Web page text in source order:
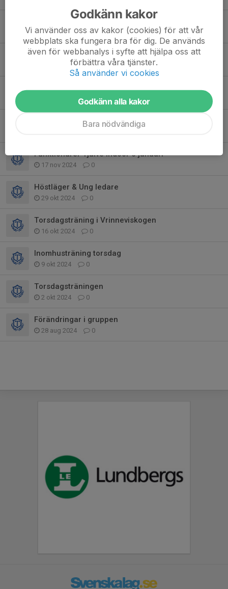
Information om Idrottsrabatten
3 apr 2025 0
FAIK Resultattävling
18 mar 2025 0
0
Resultattävlingar i december
Funktionärer Tjalve Indoor 6 januari
17 nov 2024 0
Höstläger & Ung ledare
29 okt 2024 0
Torsdagsträning i Vrinneviskogen
16 okt 2024 0
Inomhusträning torsdag
9 okt 2024 0
Torsdagsträningen
2 okt 2024 0
Förändringar i gruppen
28 aug 2024 0
Godkänn kakor
Vi använder oss av kakor (cookies) för att vår
webbplats ska fungera bra för dig. De används
även för webbanalys i syfte att hjälpa oss att
förbättra våra tjänster.
Så använder vi cookies
Godkänn alla kakor
Bara nödvändiga